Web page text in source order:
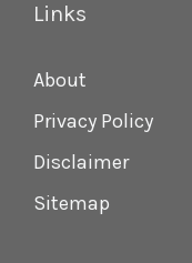
Links
About
Privacy Policy
Disclaimer
Sitemap